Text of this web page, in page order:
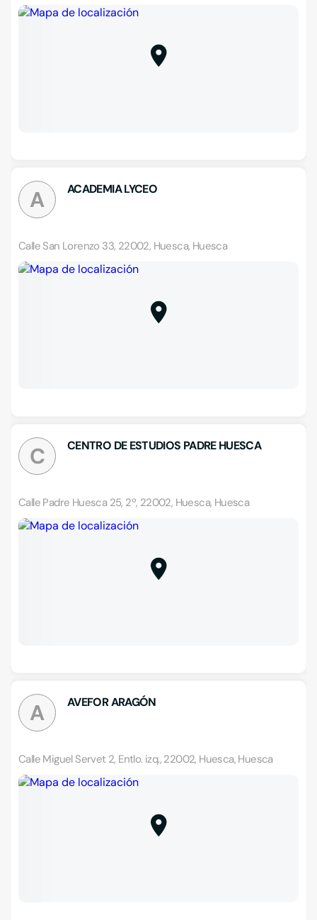
A ACADEMIA LYCEO
Calle San Lorenzo 33, 22002, Huesca, Huesca
C CENTRO DE ESTUDIOS PADRE HUESCA
Calle Padre Huesca 25, 2º, 22002, Huesca, Huesca
A AVEFOR ARAGÓN
Calle Miguel Servet 2, Entlo. izq., 22002, Huesca, Huesca